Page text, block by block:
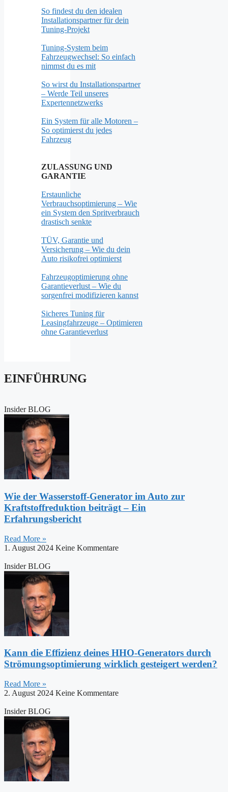
So findest du den idealen
Installationspartner für dein
Tuning-Projekt
Tuning-System beim
Fahrzeugwechsel: So einfach
nimmst du es mit
So wirst du Installationspartner
– Werde Teil unseres
Expertennetzwerks
Ein System für alle Motoren –
So optimierst du jedes
Fahrzeug
ZULASSUNG UND
GARANTIE
Erstaunliche
Verbrauchsoptimierung – Wie
ein System den Spritverbrauch
drastisch senkte
TÜV, Garantie und
Versicherung – Wie du dein
Auto risikofrei optimierst
Fahrzeugoptimierung ohne
Garantieverlust – Wie du
sorgenfrei modifizieren kannst
Sicheres Tuning für
Leasingfahrzeuge – Optimieren
ohne Garantieverlust
EINFÜHRUNG
Insider BLOG
Wie der Wasserstoff-Generator im Auto zur
Kraftstoffreduktion beiträgt – Ein
Erfahrungsbericht
Read More »
1. August 2024 Keine Kommentare
Insider BLOG
Kann die Effizienz deines HHO-Generators durch
Strömungsoptimierung wirklich gesteigert werden?
Read More »
2. August 2024 Keine Kommentare
Insider BLOG